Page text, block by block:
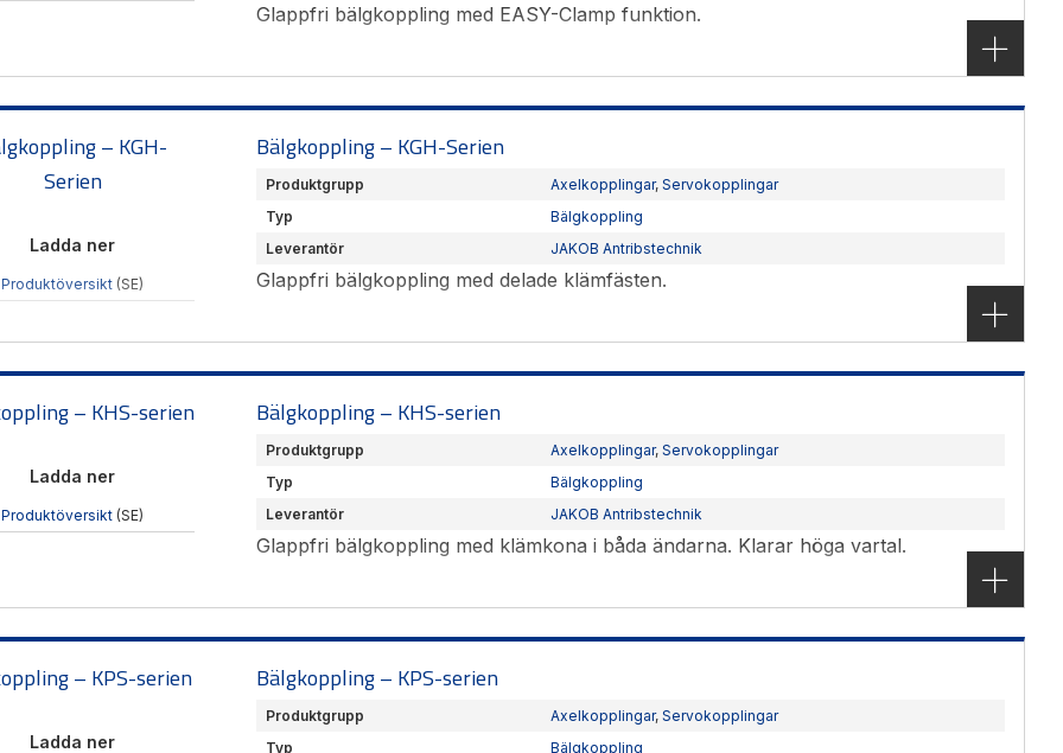
Glappfri bälgkoppling med EASY-Clamp funktion.
– KGH-
Serien
Ladda ner
Produktöversikt (SE)
Bälgkoppling – KGH-Serien
Produktgrupp Axelkopplingar,Servokopplingar
Typ
Bälgkoppling
Leverantör
JAKOB Antribstechnik
Glappfri bälgkoppling med delade klämfästen.
– KHS-serien
Ladda ner
Produktöversikt (SE)
Bälgkoppling – KHS-serien
Produktgrupp Axelkopplingar,Servokopplingar
Typ
Bälgkoppling
Leverantör
JAKOB Antribstechnik
Glappfri bälgkoppling med klämkona i båda ändarna. Klarar höga vartal.
– KPS-serien
Ladda ner
Bälgkoppling – KPS-serien
Produktgrupp Axelkopplingar,Servokopplingar
Typ
Bälgkoppling